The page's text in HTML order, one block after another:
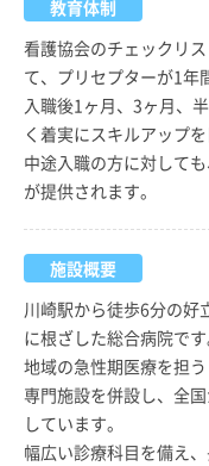
教育体制
看護協会のチェックリ
て、プリセプターが1年
入職後1ヶ月、3ヶ月、
く着実にスキルアップ
中途入職の方に対して
が提供されます。
施設概要
川崎駅から徒歩6分の好
に根ざした総合病院です
地域の急性期医療を担
専門施設を併設し、全
しています。
幅広い診療科目を備え